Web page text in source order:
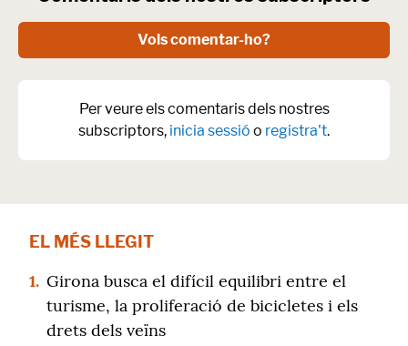
Vols comentar-ho?
Per veure els comentaris dels nostres
subscriptors, inicia sessió o registra't.
EL MÉS LLEGIT
1. Girona busca el difícil equilibri entre el
turisme, la proliferació de bicicletes i els
drets dels veïns